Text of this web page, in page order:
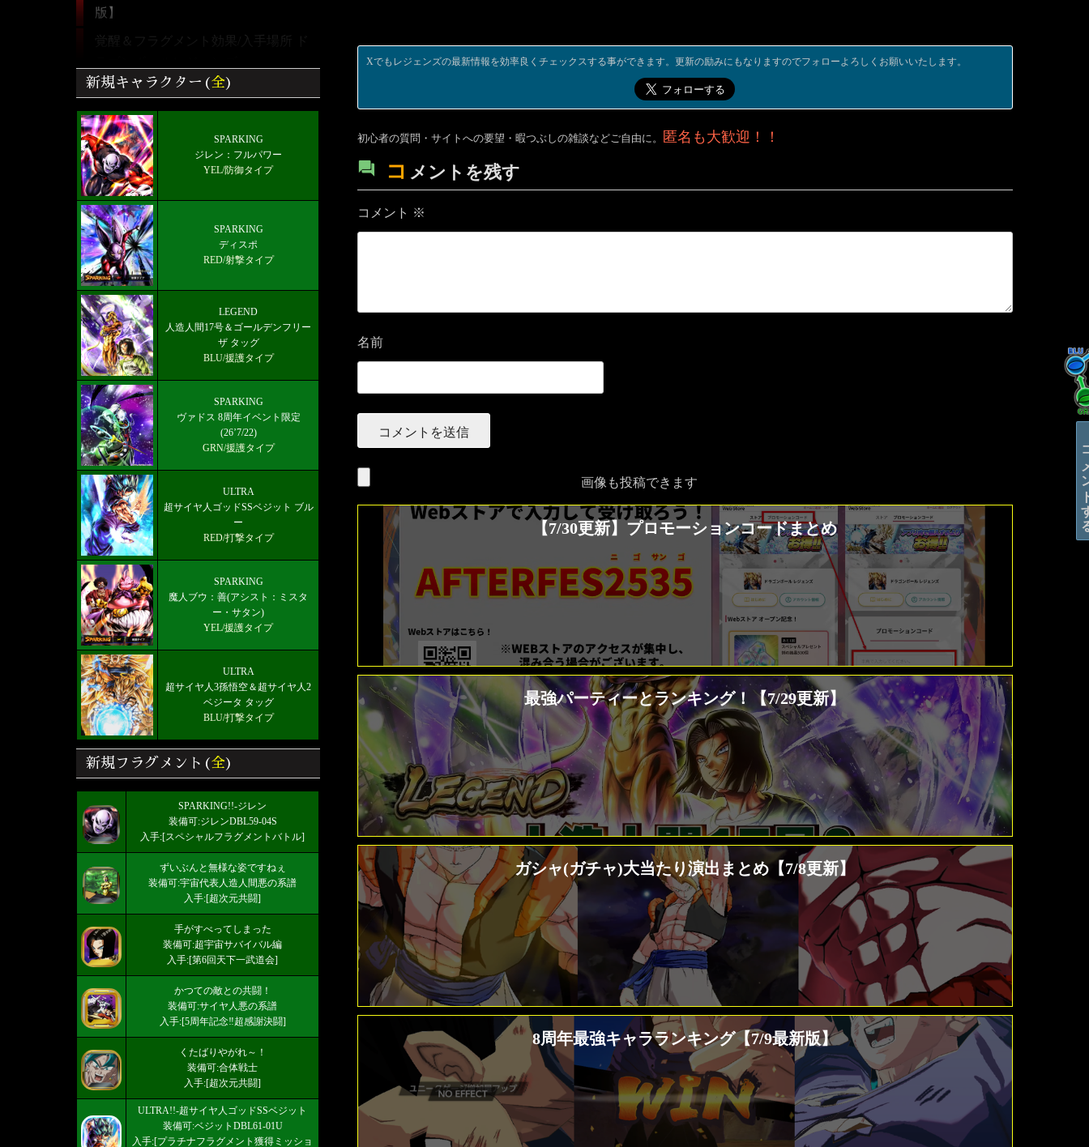
Xでもレジェンズの最新情報を効率良くチェックスする事ができます。更新の励みにもなりますのでフォローよろしくお願いいたします。
初心者の質問・サイトへの要望・暇つぶしの雑談などご自由に。 匿名も大歓迎！！
コ メントを残す
コメント ※
名前
画像も投稿できます
【7/30更新】プロモーションコードまとめ
最強パーティーとランキング！【7/29更新】
ガシャ(ガチャ)大当たり演出まとめ【7/8更新】
8周年最強キャラランキング【7/9最新版】
版】
覚醒＆フラグメント効果/入手場所 ド
【ドラゴンボールレジェンズ】全キャ
ラクター画像リスト＆絞り込み検索
好きなキャラから選ぶチーム編成【パ
ーティー】
雑談/質問ドラゴンボールレジェンズ
掲示板
LEGEND 人造人間17号＆ゴールデン
フリーザ タッグ
最新メインストーリー「第19部4章
(8/5)」配信【更新履歴】
新規キャラクター(全)
SPARKING
ジレン：フルパワー
YEL/防御タイプ
SPARKING
ディスポ
RED/射撃タイプ
LEGEND
人造人間17号＆ゴールデンフリー
ザ タッグ
BLU/援護タイプ
SPARKING
ヴァドス 8周年イベント限定
(26’7/22)
GRN/援護タイプ
ULTRA
超サイヤ人ゴッドSSベジット ブル
ー
RED/打撃タイプ
SPARKING
魔人ブウ：善(アシスト：ミスタ
ー・サタン)
YEL/援護タイプ
ULTRA
超サイヤ人3孫悟空＆超サイヤ人2
ベジータ タッグ
BLU/打撃タイプ
新規フラグメント(全)
SPARKING!!-ジレン
装備可:ジレンDBL59-04S
入手:[スペシャルフラグメントバトル]
ずいぶんと無様な姿ですねぇ
装備可:宇宙代表人造人間悪の系譜
入手:[超次元共闘]
手がすべってしまった
装備可:超宇宙サバイバル編
入手:[第6回天下一武道会]
かつての敵との共闘！
装備可:サイヤ人悪の系譜
入手:[5周年記念‼超感謝決闘]
くたばりやがれ～！
装備可:合体戦士
入手:[超次元共闘]
ULTRA!!-超サイヤ人ゴッドSSベジット
装備可:ベジットDBL61-01U
入手:[プラチナフラグメント獲得ミッショ
コ